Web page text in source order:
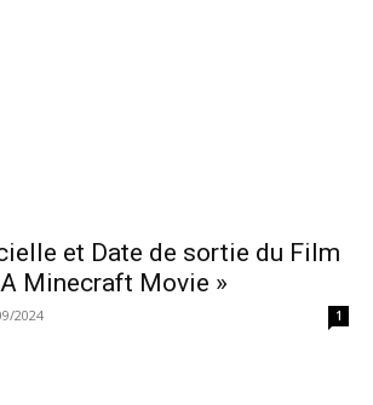
et Date de sortie du Film
Minecraft Movie »
2024 1